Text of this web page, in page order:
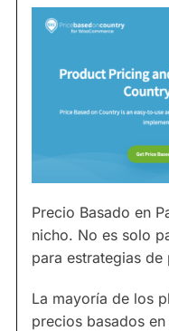
Precio Basado en
nicho. No es solo
para estrategias
La mayoría de los
precios basados en